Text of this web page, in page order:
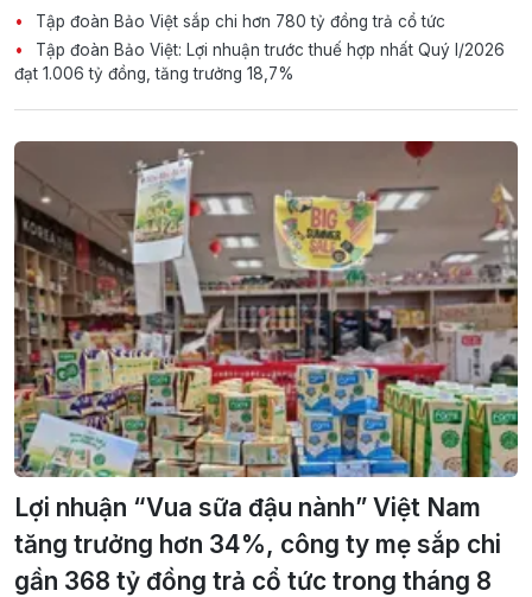
Tập đoàn Bảo Việt sắp chi hơn 780 tỷ đồng trả cổ tức
Tập đoàn Bảo Việt: Lợi nhuận trước thuế hợp nhất Quý I/2026
đạt 1.006 tỷ đồng, tăng trưởng 18,7%
Lợi nhuận “Vua sữa đậu nành” Việt Nam
tăng trưởng hơn 34%, công ty mẹ sắp chi
gần 368 tỷ đồng trả cổ tức trong tháng 8